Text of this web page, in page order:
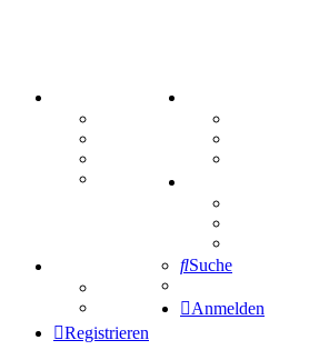
Mastodon
Schiffe
Tipprunde
Comunio
Suche
Anmelden
Registrieren